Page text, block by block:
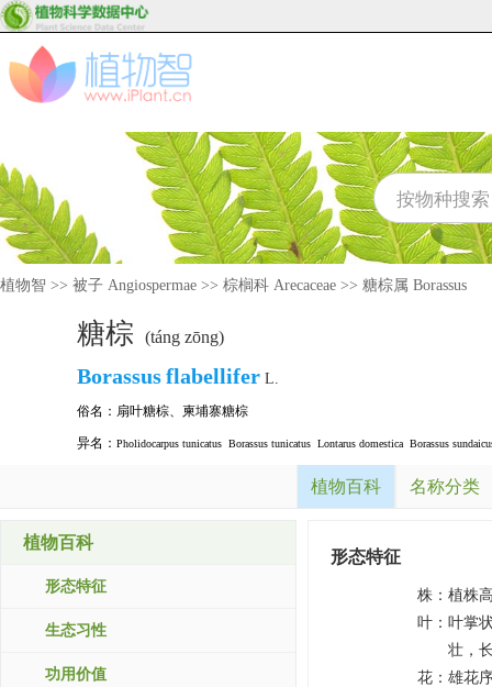
植物智 >> 被子 Angiospermae >> 棕榈科 Arecaceae >> 糖棕属 Borassus
糖棕 (táng zōng)
Borassusflabellifer L.
俗名： 扇叶糖棕、 柬埔寨糖棕
异名： Pholidocarpus tunicatus Borassus tunicatus Lontarus domestica Borassus
植物百科 名称分类
植物百科
形态特征
生态习性
功用价值
形态特征
株 ： 植株
叶 ： 叶掌
壮，
花 ： 雄花